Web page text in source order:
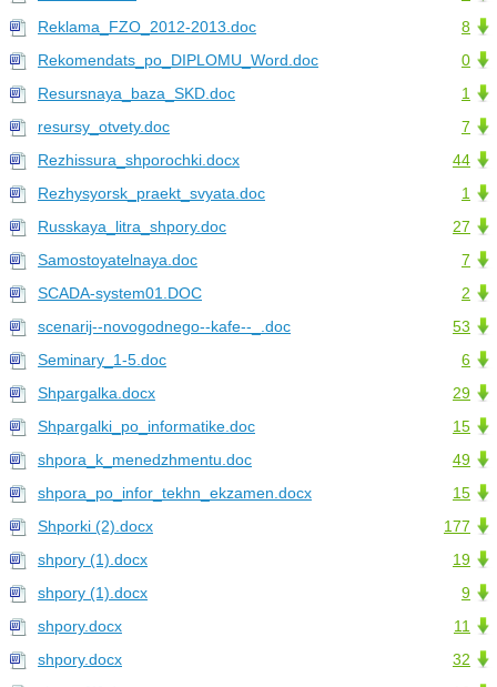
8
Reklama_FZO_2012-2013.doc
0
Rekomendats_po_DIPLOMU_Word.doc
1
Resursnaya_baza_SKD.doc
7
resursy_otvety.doc
44
Rezhissura_shporochki.docx
1
Rezhysyorsk_praekt_svyata.doc
27
Russkaya_litra_shpory.doc
7
Samostoyatelnaya.doc
2
SCADA-system01.DOC
53
scenarij--novogodnego--kafe--_.doc
6
Seminary_1-5.doc
29
Shpargalka.docx
15
Shpargalki_po_informatike.doc
49
shpora_k_menedzhmentu.doc
15
shpora_po_infor_tekhn_ekzamen.docx
177
Shporki (2).docx
19
shpory (1).docx
9
shpory (1).docx
11
shpory.docx
32
shpory.docx